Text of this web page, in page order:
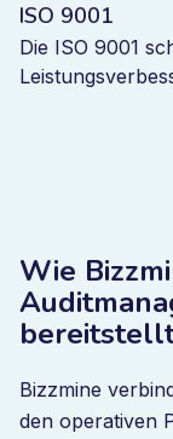
ISO 9001
Die ISO 9001
Wie
Bizzmine
den operativen